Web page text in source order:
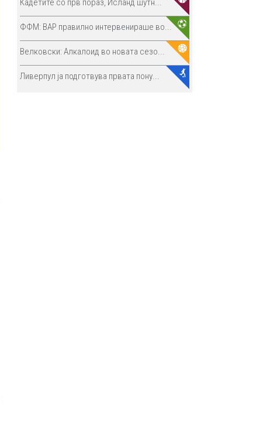
ФФМ: ВАР правилно интервенираше во...
Велковски: Алкалоид во новата сезо...
Ливерпул ја подготвува првата пону...